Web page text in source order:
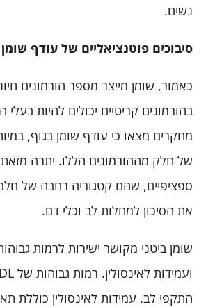
נשים.
סיבוכים פוטנציאליים של עודף
כאמור, שומן מייצר מספר הורמונים
בהורמונים קריטיים יכולים להיות
מחקרים מצאו כי עודף שומן בגוף,
של חלק מההורמונים הללו. יתרה
ספציפיים, שהם קטגוריה רחבה של
את הסיכון למחלות לב וכלי דם.
התקפי לב. עמידות לאינסולין כוללת